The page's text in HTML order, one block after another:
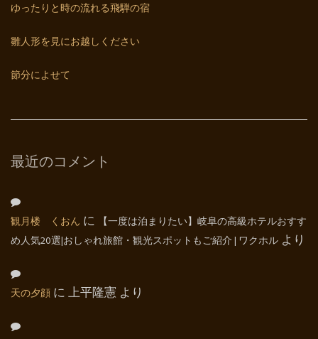
ゆったりと時の流れる飛騨の宿
雛人形を見にお越しください
節分によせて
最近のコメント
観月楼 くおん に
【一度は泊まりたい】岐阜の高級ホテルおすす
め人気20選|おしゃれ旅館・観光スポットもご紹介 | ワクホル より
天の夕顔 に 上平隆憲 より